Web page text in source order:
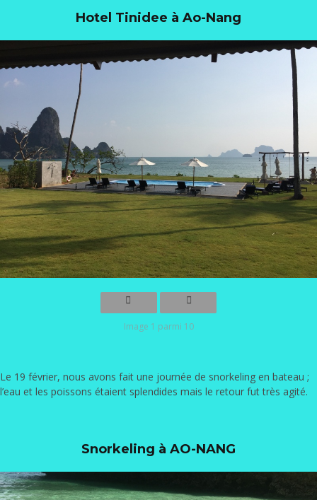
Hotel Tinidee à Ao-Nang
Image 1 parmi 10
Le 19 février, nous avons fait une journée de snorkeling en bateau ;
l’eau et les poissons étaient splendides mais le retour fut très agité.
Snorkeling à AO-NANG